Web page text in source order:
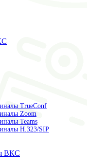
TrueConf
Zoom
Teams
H.323/SIP
ВКС